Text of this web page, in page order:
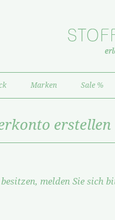
Marken Sale %
erstellen
melden Sie sich